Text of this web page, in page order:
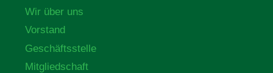
Wir über uns
Vorstand
Geschäftsstelle
Mitgliedschaft